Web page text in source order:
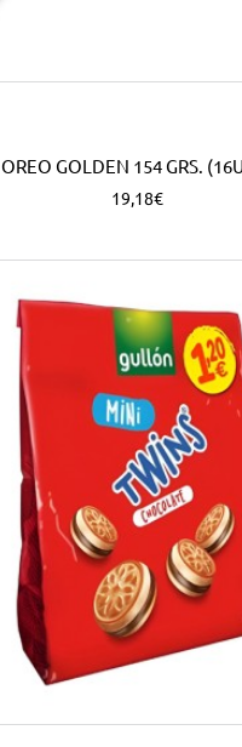
OREO GOLDEN 154 GRS.
19,18€